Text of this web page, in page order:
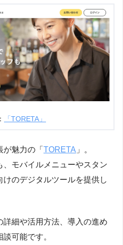
「TORETA」
魅力の「 TORETA 」。
モバイルメニューやスタン
のデジタルツールを提供し
細や活用方法、導入の進め
可能です。